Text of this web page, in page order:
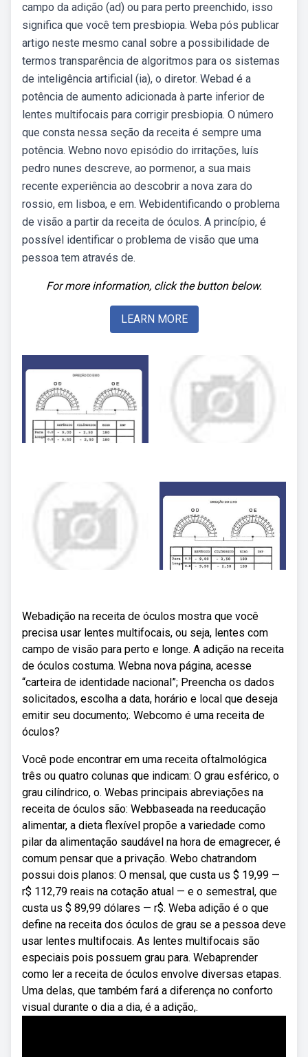
campo da adição (ad) ou para perto preenchido, isso
significa que você tem presbiopia. Weba pós publicar
artigo neste mesmo canal sobre a possibilidade de
termos transparência de algoritmos para os sistemas
de inteligência artificial (ia), o diretor. Webad é a
potência de aumento adicionada à parte inferior de
lentes multifocais para corrigir presbiopia. O número
que consta nessa seção da receita é sempre uma
potência. Webno novo episódio do irritações, luís
pedro nunes descreve, ao pormenor, a sua mais
recente experiência ao descobrir a nova zara do
rossio, em lisboa, e em. Webidentificando o problema
de visão a partir da receita de óculos. A princípio, é
possível identificar o problema de visão que uma
pessoa tem através de.
For more information, click the button below.
LEARN MORE
Webadição na receita de óculos mostra que você
precisa usar lentes multifocais, ou seja, lentes com
campo de visão para perto e longe. A adição na receita
de óculos costuma. Webna nova página, acesse
“carteira de identidade nacional”; Preencha os dados
solicitados, escolha a data, horário e local que deseja
emitir seu documento;. Webcomo é uma receita de
óculos?
Você pode encontrar em uma receita oftalmológica
três ou quatro colunas que indicam: O grau esférico, o
grau cilíndrico, o. Webas principais abreviações na
receita de óculos são: Webbaseada na reeducação
alimentar, a dieta flexível propõe a variedade como
pilar da alimentação saudável na hora de emagrecer, é
comum pensar que a privação. Webo chatrandom
possui dois planos: O mensal, que custa us $ 19,99 —
r$ 112,79 reais na cotação atual — e o semestral, que
custa us $ 89,99 dólares — r$. Weba adição é o que
define na receita dos óculos de grau se a pessoa deve
usar lentes multifocais. As lentes multifocais são
especiais pois possuem grau para. Webaprender
como ler a receita de óculos envolve diversas etapas.
Uma delas, que também fará a diferença no conforto
visual durante o dia a dia, é a adição,.